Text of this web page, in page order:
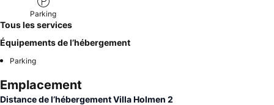
Parking
Tous les services
Équipements de l’hébergement
Parking
Emplacement
Distance de l’hébergement Villa Holmen 2